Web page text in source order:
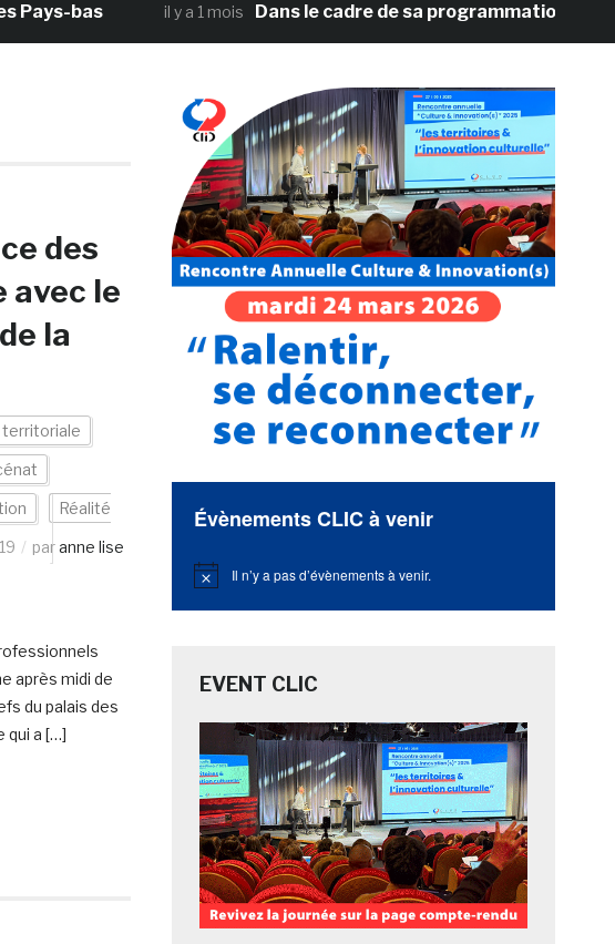
bas il y a 1 mois Dans le cadre de sa programmation
des
avec le
la
Réalité
paranne lise
après midi de
du palais des
qui a […]
Évènements CLIC à venir
Notice Il n’y a pas d’évènements à venir.
EVENT CLIC